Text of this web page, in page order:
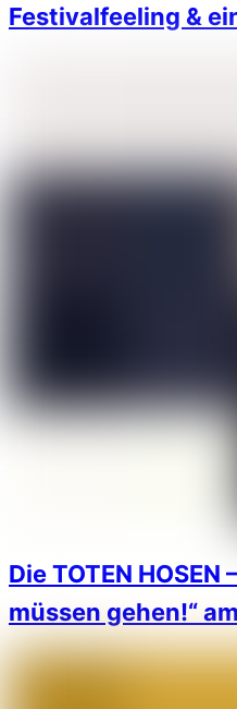
Festivalfeeling &
Die TOTEN HOSEN
müssen gehen!“